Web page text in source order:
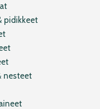
pidikkeet
nesteet